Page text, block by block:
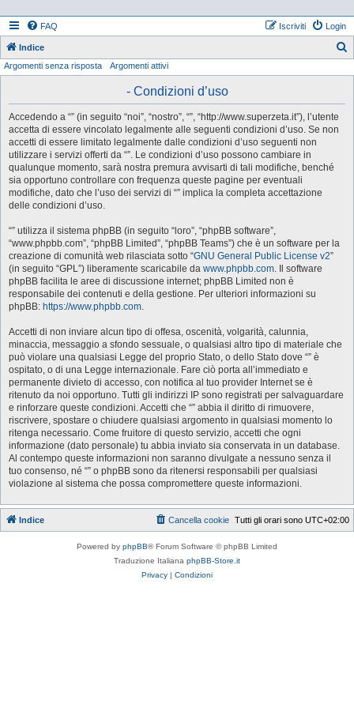
FAQ Login
Iscriviti
Indice
Argomenti senza risposta Argomenti attivi
- Condizioni d’uso
Accedendo a “” (in seguito “noi”, “nostro”, “”, “http://www.superzeta.it”), l’utente
accetta di essere vincolato legalmente alle seguenti condizioni d’uso. Se non
accetti di essere limitato legalmente dalle condizioni d’uso seguenti non
utilizzare i servizi offerti da “”. Le condizioni d’uso possono cambiare in
qualunque momento, sarà nostra premura avvisarti di tali modifiche, benché
sia opportuno controllare con frequenza queste pagine per eventuali
modifiche, dato che l’uso dei servizi di “” implica la completa accettazione
delle condizioni d’uso.
“” utilizza il sistema phpBB (in seguito “loro”, “phpBB software”,
“www.phpbb.com”, “phpBB Limited”, “phpBB Teams”) che è un software per la
creazione di comunità web rilasciata sotto “GNU General Public License v2”
(in seguito “GPL”) liberamente scaricabile da www.phpbb.com. Il software
phpBB facilita le aree di discussione internet; phpBB Limited non è
responsabile dei contenuti e della gestione. Per ulteriori informazioni su
phpBB: https://www.phpbb.com.
Accetti di non inviare alcun tipo di offesa, oscenità, volgarità, calunnia,
minaccia, messaggio a sfondo sessuale, o qualsiasi altro tipo di materiale che
può violare una qualsiasi Legge del proprio Stato, o dello Stato dove “” è
ospitato, o di una Legge internazionale. Fare ciò porta all’immediato e
permanente divieto di accesso, con notifica al tuo provider Internet se è
ritenuto da noi opportuno. Tutti gli indirizzi IP sono registrati per salvaguardare
e rinforzare queste condizioni. Accetti che “” abbia il diritto di rimuovere,
riscrivere, spostare o chiudere qualsiasi argomento in qualsiasi momento lo
ritenga necessario. Come fruitore di questo servizio, accetti che ogni
informazione (dato personale) tu abbia inviato sia conservata in un database.
Al contempo queste informazioni non saranno divulgate a nessuno senza il
tuo consenso, né “” o phpBB sono da ritenersi responsabili per qualsiasi
violazione al sistema che possa compromettere queste informazioni.
Indice Tutti gli orari sono UTC+02:00
Cancella cookie
Powered by phpBB® Forum Software © phpBB Limited
Traduzione Italiana phpBB-Store.it
Privacy | Condizioni